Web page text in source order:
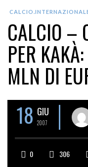
CALCIO –
PER
MLN DI
18 GIU
2007
0 306